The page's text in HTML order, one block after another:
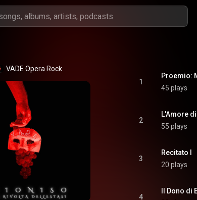
VADE Opera Rock
1
Proemio:
45 plays
2
L'Amore
55 plays
3
Recitato I
20 plays
4
Il Dono di